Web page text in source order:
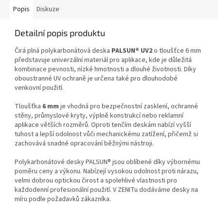
Popis Diskuze
Detailní popis produktu
Čirá plná polykarbonátová deska PALSUN® UV2o tloušťce 6 mm
představuje univerzální materiál pro aplikace, kde je důležitá
kombinace pevnosti, nízké hmotnosti a dlouhé životnosti. Díky
oboustranné UV ochraně je určena také pro dlouhodobé
venkovní použití.
Tloušťka 6 mm je vhodná pro bezpečnostní zasklení, ochranné
stěny, průmyslové kryty, výplně konstrukcí nebo reklamní
aplikace větších rozměrů. Oproti tenčím deskám nabízí vyšší
tuhost a lepší odolnost vůči mechanickému zatížení, přičemž si
zachovává snadné opracování běžnými nástroji.
Polykarbonátové desky PALSUN® jsou oblíbené díky výbornému
poměru ceny a výkonu. Nabízejí vysokou odolnost proti nárazu,
velmi dobrou optickou čirost a spolehlivé vlastnosti pro
každodenní profesionální použití. V ZENITu dodáváme desky na
míru podle požadavků zákazníka.